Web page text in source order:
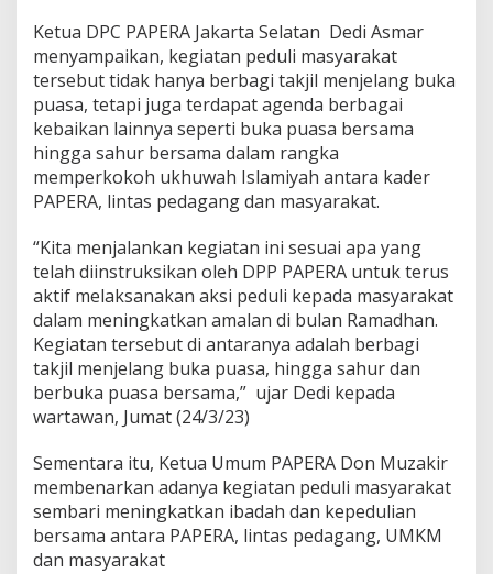
:
K
i
t
a
L
a
k
a
a
k
a
I
n
s
t
r
u
s
i
P
r
a
Ketua DPC PAPERA Jakarta Selatan Dedi Asmar
menyampaikan, kegiatan peduli masyarakat
tersebut tidak hanya berbagi takjil menjelang buka
puasa, tetapi juga terdapat agenda berbagai
kebaikan lainnya seperti buka puasa bersama
hingga sahur bersama dalam rangka
memperkokoh ukhuwah Islamiyah antara kader
PAPERA, lintas pedagang dan masyarakat.
“Kita menjalankan kegiatan ini sesuai apa yang
telah diinstruksikan oleh DPP PAPERA untuk terus
aktif melaksanakan aksi peduli kepada masyarakat
dalam meningkatkan amalan di bulan Ramadhan.
Kegiatan tersebut di antaranya adalah berbagi
takjil menjelang buka puasa, hingga sahur dan
berbuka puasa bersama,” ujar Dedi kepada
wartawan, Jumat (24/3/23)
Sementara itu, Ketua Umum PAPERA Don Muzakir
membenarkan adanya kegiatan peduli masyarakat
sembari meningkatkan ibadah dan kepedulian
bersama antara PAPERA, lintas pedagang, UMKM
dan masyarakat